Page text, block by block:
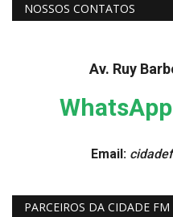
NOSSOS CONTATOS
Av. Ruy
WhatsApp
Email:
PARCEIROS DA CIDADE FM